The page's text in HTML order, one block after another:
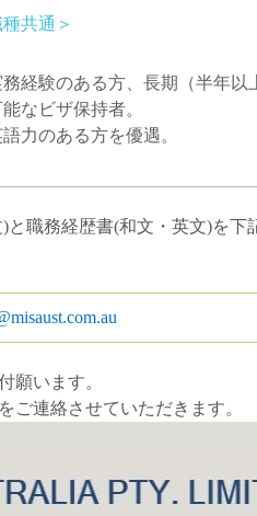
種共通＞
務経験のある方、長期（半年以
なビザ保持者。
力のある方を優遇。
職務経歴書(和文・英文)を下
願います。
連絡させていただきます。